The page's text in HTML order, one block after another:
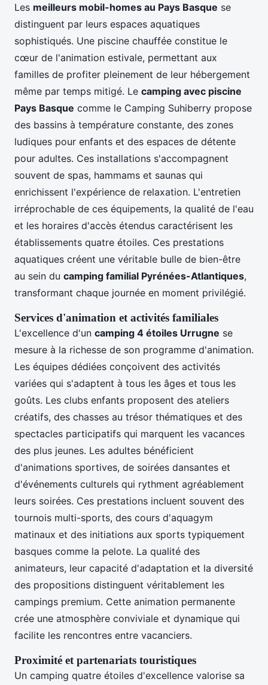
Les meilleurs mobil-homes au Pays Basque se
distinguent par leurs espaces aquatiques
sophistiqués. Une piscine chauffée constitue le
cœur de l'animation estivale, permettant aux
familles de profiter pleinement de leur hébergement
même par temps mitigé. Le camping avec piscine
Pays Basque comme le Camping Suhiberry propose
des bassins à température constante, des zones
ludiques pour enfants et des espaces de détente
pour adultes. Ces installations s'accompagnent
souvent de spas, hammams et saunas qui
enrichissent l'expérience de relaxation. L'entretien
irréprochable de ces équipements, la qualité de l'eau
et les horaires d'accès étendus caractérisent les
établissements quatre étoiles. Ces prestations
aquatiques créent une véritable bulle de bien-être
au sein du camping familial Pyrénées-Atlantiques,
transformant chaque journée en moment privilégié.
Services d'animation et activités familiales
L'excellence d'un camping 4 étoiles Urrugne se
mesure à la richesse de son programme d'animation.
Les équipes dédiées conçoivent des activités
variées qui s'adaptent à tous les âges et tous les
goûts. Les clubs enfants proposent des ateliers
créatifs, des chasses au trésor thématiques et des
spectacles participatifs qui marquent les vacances
des plus jeunes. Les adultes bénéficient
d'animations sportives, de soirées dansantes et
d'événements culturels qui rythment agréablement
leurs soirées. Ces prestations incluent souvent des
tournois multi-sports, des cours d'aquagym
matinaux et des initiations aux sports typiquement
basques comme la pelote. La qualité des
animateurs, leur capacité d'adaptation et la diversité
des propositions distinguent véritablement les
campings premium. Cette animation permanente
crée une atmosphère conviviale et dynamique qui
facilite les rencontres entre vacanciers.
Proximité et partenariats touristiques
Un camping quatre étoiles d'excellence valorise sa